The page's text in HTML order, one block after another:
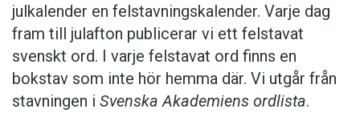
julkalender en felstavningskalender. Varje dag
fram till julafton publicerar vi ett felstavat
svenskt ord. I varje felstavat ord finns en
bokstav som inte hör hemma där. Vi utgår från
stavningen i Svenska Akademiens ordlista.